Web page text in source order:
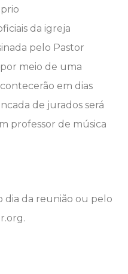
da igreja
pelo Pastor
meio de uma
em dias
de jurados será
professor de música
dia da reunião ou pelo